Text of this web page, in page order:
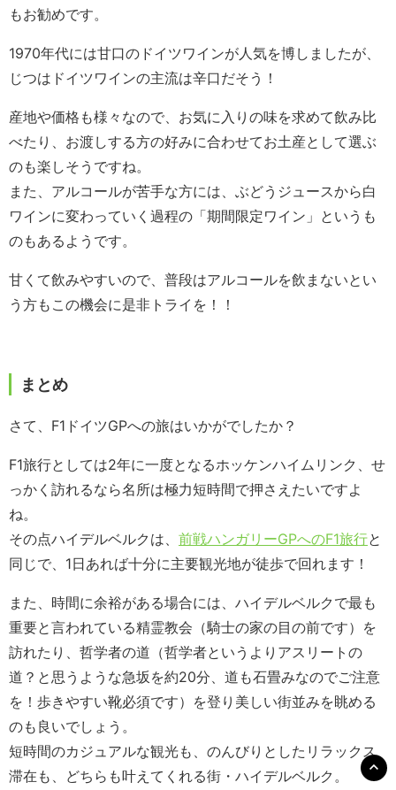
もお勧めです。
1970年代には甘口のドイツワインが人気を博しましたが、
じつはドイツワインの主流は辛口だそう！
産地や価格も様々なので、お気に入りの味を求めて飲み比
べたり、お渡しする方の好みに合わせてお土産として選ぶ
のも楽しそうですね。
また、アルコールが苦手な方には、ぶどうジュースから白
ワインに変わっていく過程の「期間限定ワイン」というも
のもあるようです。
甘くて飲みやすいので、普段はアルコールを飲まないとい
う方もこの機会に是非トライを！！
まとめ
さて、F1ドイツGPへの旅はいかがでしたか？
F1旅行としては2年に一度となるホッケンハイムリンク、せ
っかく訪れるなら名所は極力短時間で押さえたいですよ
ね。
その点ハイデルベルクは、 前戦ハンガリーGPへのF1旅行と
同じで、1日あれば十分に主要観光地が徒歩で回れます！
また、時間に余裕がある場合には、ハイデルベルクで最も
重要と言われている精霊教会（騎士の家の目の前です）を
訪れたり、哲学者の道（哲学者というよりアスリートの
道？と思うような急坂を約20分、道も石畳みなのでご注意
を！歩きやすい靴必須です）を登り美しい街並みを眺める
のも良いでしょう。
短時間のカジュアルな観光も、のんびりとしたリラックス
滞在も、どちらも叶えてくれる街・ハイデルベルク。